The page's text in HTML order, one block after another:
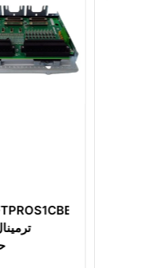
IS220PAOCH1A
ماژول خروجی
آنالوگ